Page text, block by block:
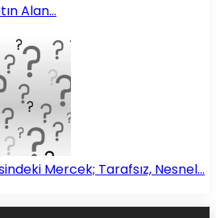
Alan…
Mercek; Tarafsız, Nesnel…